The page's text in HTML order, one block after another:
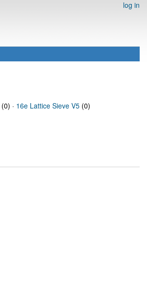
log in
(0) · 16e Lattice Sieve V5 (0)